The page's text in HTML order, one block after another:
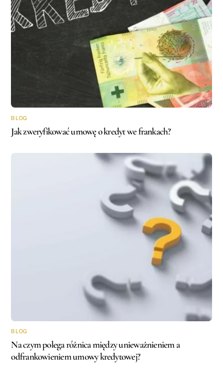
BLOG
Jak zweryfikować umowę o kredyt we frankach?
BLOG
Na czym polega różnica między unieważnieniem a
odfrankowieniem umowy kredytowej?